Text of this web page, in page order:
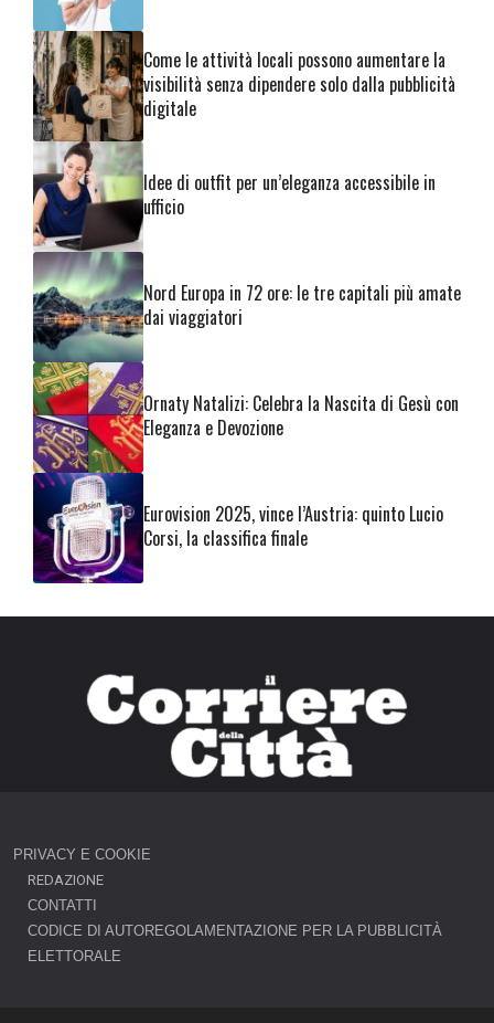
Come le attività locali possono aumentare la
visibilità senza dipendere solo dalla pubblicità
digitale
Idee di outfit per un’eleganza accessibile in
ufficio
Nord Europa in 72 ore: le tre capitali più amate
dai viaggiatori
Ornaty Natalizi: Celebra la Nascita di Gesù con
Eleganza e Devozione
Eurovision 2025, vince l’Austria: quinto Lucio
Corsi, la classifica finale
PRIVACY E COOKIE
REDAZIONE
CONTATTI
CODICE DI AUTOREGOLAMENTAZIONE PER LA PUBBLICITÀ
ELETTORALE